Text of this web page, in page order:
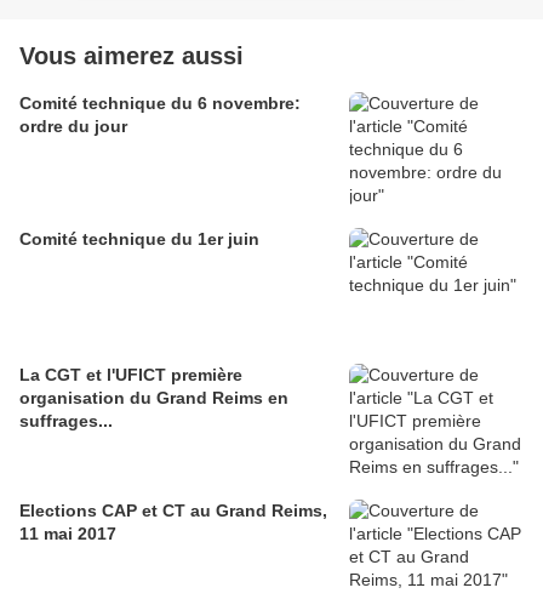
Vous aimerez aussi
Comité technique du 6 novembre:
ordre du jour
Comité technique du 1er juin
La CGT et l'UFICT première
organisation du Grand Reims en
suffrages...
Elections CAP et CT au Grand Reims,
11 mai 2017